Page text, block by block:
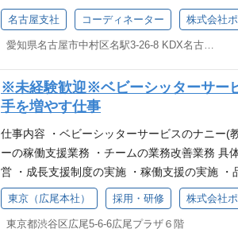
業経験が5年以上ある方 ・病院や訪問看護ス
しての経験がある方 求める人財像 ・顧客の中
改革に邁進できる活気のある方 ・仲間との会
ネージメントができる方
のお仕事です。お客様のお困りごとをお伺い
ていただきます。 ➁コーディネーター（看護
サービスを利用されるお客様へのコーディネ
いく職務です。 （*お客様のご要望に対し、家
行ない、ご提案するお仕事です） 具体的には
会に関するお問い合わせ・サービス内容のご
育・指導 ・病院、介護施設などへの営業業務
ル（ワード、エクセル、パワーポイント） 介
責任者経験者 ・介護職員初任者研修、介護職
きちんとしたマナーの知識があり、ホスピタ
の枠にとらわれず事業の推進・改革に邁進で
名古屋支社 コーディネーター 株式会社
※未経験歓迎※ベビーシッターサー
手を増やす仕事
仕事内容 ・ベビーシッターサービスのナニー(
ーの稼働支援業務 ・チームの業務改善業務 具
営 ・成長支援制度の実施 ・稼働支援の実施
量／定性目標を持ち、現状から課題設定、打
を出したご経験 ・Word、Excelの基本的操作
東京（広尾本社） 採用・研修 株式会社
東京都渋谷区広尾5-6-6広尾プラザ６階